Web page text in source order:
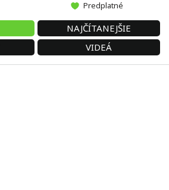
Predplatné
NAJČÍTANEJŠIE
VIDEÁ